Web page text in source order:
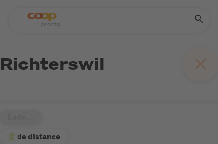
Richterswil
de distance